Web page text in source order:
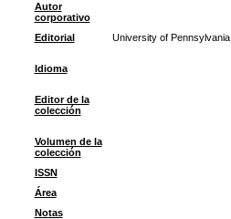
Autor
corporativo
Editorial
University of Pennsylvania
Idioma
Editor de la
colección
Volumen de la
colección
ISSN
Área
Notas